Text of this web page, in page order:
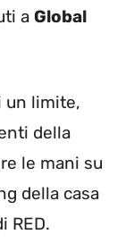
a Global
un limite,
della
le mani su
della casa
RED.